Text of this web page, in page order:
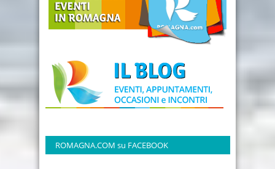
ROMAGNA.COM su FACEBOOK